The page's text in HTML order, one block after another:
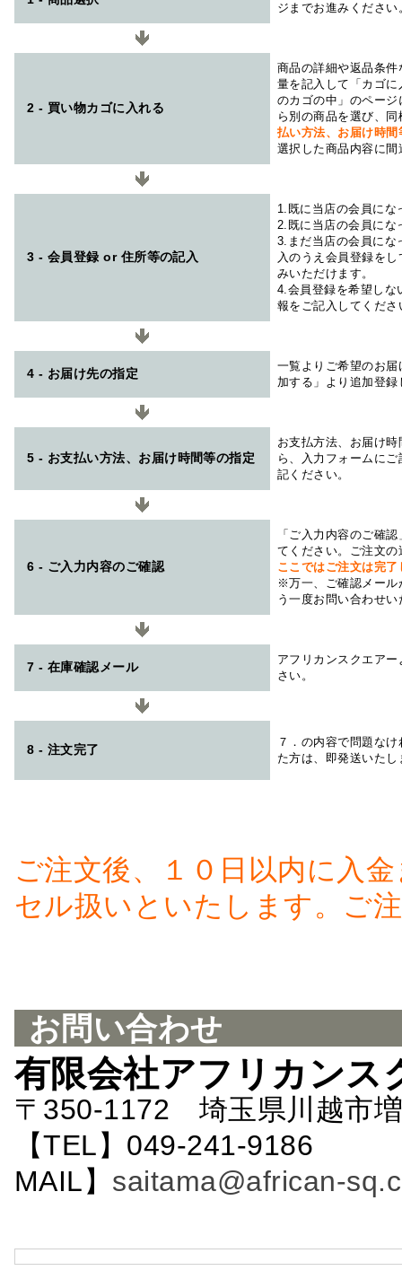
ジまでお進みください
2 - 買い物カゴに入れる
商品の詳細や返品条
量を記入して「カゴ
のカゴの中」のペー
ら別の商品を選び、
払い方法、お届け時
選択した商品内容に
3 - 会員登録 or 住所等の記入
1.既に当店の会員にな
2.既に当店の会員にな
3.まだ当店の会員にな
入のうえ会員登録を
みいただけます。
4.会員登録を希望しな
報をご記入してくださ
4 - お届け先の指定
一覧よりご希望のお
加する」より追加登
5 - お支払い方法、お届け時間等の指定
お支払方法、お届け
ら、入力フォームに
記ください。
6 - ご入力内容のご確認
「ご入力内容のご確
てください。ご注文
ここではご注文は完
※万一、ご確認メール
う一度お問い合わせ
7 - 在庫確認メール
アフリカンスクエアー
さい。
8 - 注文完了
７．の内容で問題な
た方は、即発送いたし
ご注文後、１０日以内に入
セル扱いといたします。ご
お問い合わせ
有限会社アフリカンス
〒350-1172 埼玉県川越市
【TEL】049-241-
MAIL】 saitama@african-